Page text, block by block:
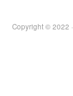
Copyright © 2022 ·